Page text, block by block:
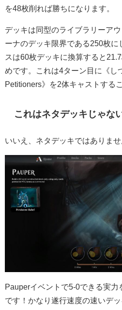
を48枚削れば勝ちになります。
デッキは同型のライブラリーア
ーナのデッキ限界である250枚に
スは60枚デッキに換算すると
めです。これは4ターン目に《し
Petitioners》を2体キャストする
これはネタデッキじゃな
いいえ、ネタデッキではありませ
Pauperイベントで5-0できる実
です！かなり遂行速度の速いデ